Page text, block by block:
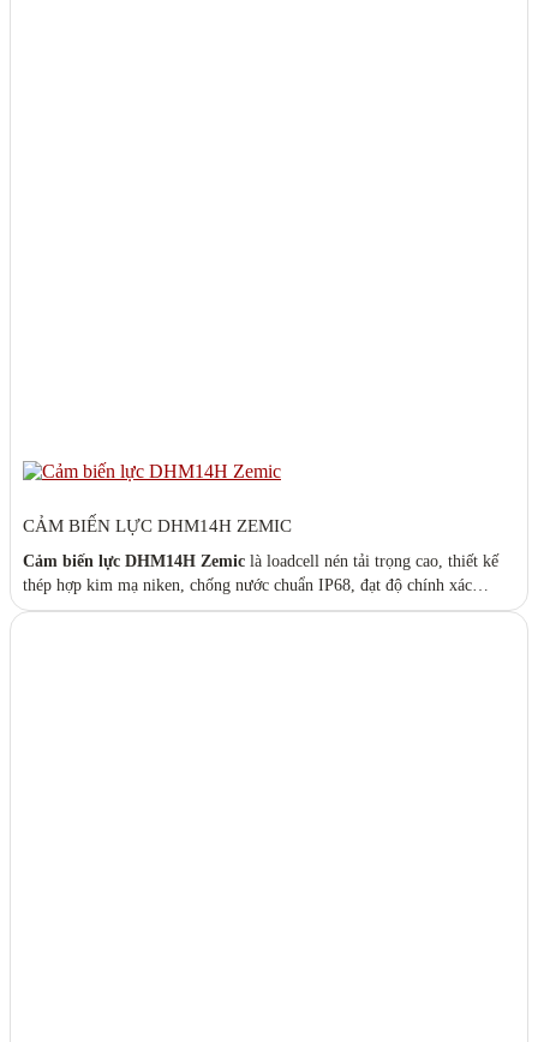
CẢM BIẾN LỰC DHM14H ZEMIC
Cảm biến lực DHM14H Zemic là loadcell nén tải trọng cao, thiết kế
thép hợp kim mạ niken, chống nước chuẩn IP68, đạt độ chính xác
OIML R60 C3. Dòng loadcell chuyên dụng chotrạm cân xe tải 40T –